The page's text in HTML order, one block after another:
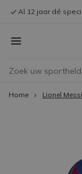
Al 12 jaar dé
Home Lionel